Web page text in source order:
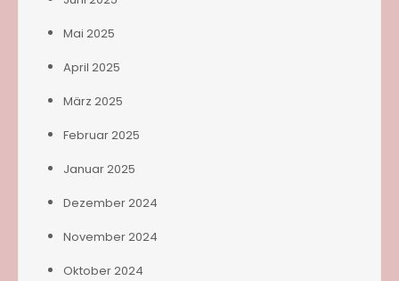
Mai 2025
April 2025
März 2025
Februar 2025
Januar 2025
Dezember 2024
November 2024
Oktober 2024